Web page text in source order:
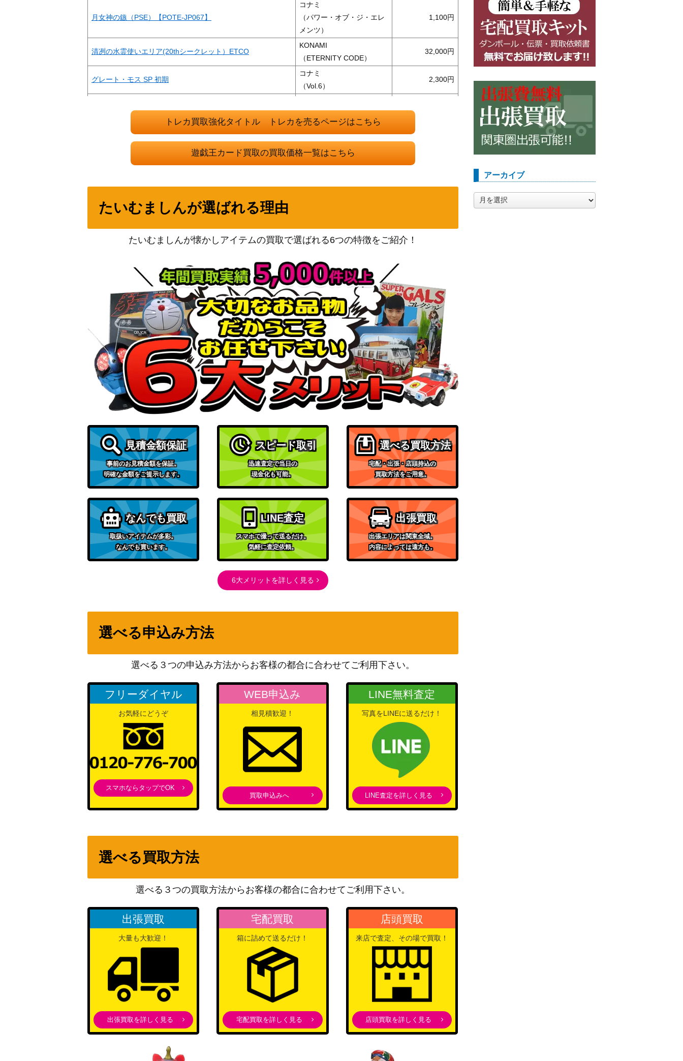
月女神の鏃（PSE）【POTE-JP067】
コナミ
（パワー・オブ・ジ・エレ
メンツ）
1,100
清冽の水霊使いエリア(20thシークレット）ETCO
KONAMI
（ETERNITY CODE）
32,000
グレート・モス SP 初期
コナミ
（Vol.6）
2,300
青眼の白龍（UR）【HC01-JP003】
COLLECTION）
ダーク・フュージョン（QCSE/25th）【SUDA-JPS01】
コナミ
（SUPREME DARKNESS）
クシャトリラ・アライズハート（PSE）【PHHY-JP046】
遊戯王 青眼の白龍(第1期 STARTER BOX) 美品
KONAMI
墓穴の指名者(別イラストVer.) (QCSE/25th)【QCAC-JP015】
コナミ
（QUARTER CENTURY
ART COLLECTION）
S:Pリトルナイト（SE/シークレット）【AGOV-JP046】
コナミ
（AGE OF OVERLORD）
1,500
篝火（SE）【AC03-JP006】
コナミ
（ANIMATION
CHRONICLE 2023）
2,600
白き森の聖徒リゼット（QCSE/25th）【SUDA-JP008】
コナミ
（SUPREME DARKNESS）
5,000
粛声の祈り手ロー（QCSE/25th）【PHNI-JP019】
コナミ
NIGHTMARE）
天霆號アーゼウス(シークレット）PHRA
KONAMI
（PHANTOM RAGE）
1,600
クリスタルクリアウィング・オーバー・シンクロ・ドラゴン
（QCSE/25th）【SUDA-JP039】
コナミ
（SUPREME DARKNESS）
1,200
アクセスコード・トーカー(シークレット）ETCO
KONAMI
（ETERNITY CODE）
ブラック・マジシャン（UL）【LN-53】
KONAMI
（Labyrinth of Nightmare
－ 悪夢の迷宮 －）
14,000
未開封 オベリスクの巨神兵 PSE PGB1-JPS02
（遊戯王OCG）
機巧蹄-天迦久御雷（20thSE）【IGAS-JP024】
遊戯王 真紅眼の亜黒竜（20thSE）【20TH-JPC04】
KONAMI
（20th ANNIVERSARY
カプシー★ヤミーウェイ（PSE）【DBJH-JP002】
（ジャスティス・ハンター
3,000
星杯の神子イヴ（20thSE）【DANE-JP035】
（DARK NEOSTORM）
50,000
閉ザサレシ世界ノ冥神（PSE）【BLVO-JP050】
（BLAZING VORTEX）
遊戯王 マジシャン・オブ・ブラックカオス・MAX（20thｼｰｸﾚｯ
KONAMI
（20th）
3,600
聖霊獣騎 レイラウタリ（QCSE/25th）【TW01-JP124】
（DUELIST NEXUS）
5,000
倶利伽羅天童（SE）【SUB1-JPS10】
（SECRET UTILITY BOX）
200
遊戯王 幻創龍ファンタズメイ（20thｼｰｸﾚｯﾄ）SAST KONAMI 1,200
深淵の神獣ディス・パテル（PSE）【CYAC-JP041】
ブラックフェザー・ドラゴン(PSE)【DABL-JPS01】
（DARKWING BLAST）
シューティング・スター・ドラゴン(プリズマティック）DAM
A
KONAIMI
（DAWN OF MAJESTY）
10,000
獣王アルファ(プリズマティック）PHRA
トレカ買取強化タイトル トレカを売るページはこちら
遊戯王カード買取の買取価格一覧はこちら
たいむましんが選ばれる理由
たいむましんが懐かしアイテムの買取で選ばれる6つの特徴をご紹介！
見積金額保証
事前のお見積金額を保証。
明確な金額をご提示します。
スピード取引
迅速査定で当日の
現金化も可能。
選べる買取方法
宅配・出張・店頭持込の
買取方法をご用意。
なんでも買取
取扱いアイテムが多彩。
なんでも買います。
LINE査定
スマホで撮って送るだけ。
気軽に査定依頼。
出張買取
出張エリアは関東全域。
内容によっては遠方も。
6大メリットを詳しく見る
選べる申込み方法
選べる３つの申込み方法からお客様の都合に合わせてご利用下さい。
フリーダイヤル
お気軽にどうぞ
スマホならタップでOK
WEB申込み
相見積歓迎！
買取申込みへ
LINE無料査定
写真をLINEに送るだけ！
LINE査定を詳しく見る
選べる買取方法
選べる３つの買取方法からお客様の都合に合わせてご利用下さい。
出張買取
大量も大歓迎！
出張買取を詳しく見る
宅配買取
箱に詰めて送るだけ！
宅配買取を詳しく見る
店頭買取
来店で査定、その場で買取！
店頭買取を詳しく見る
アーカイブ
ー